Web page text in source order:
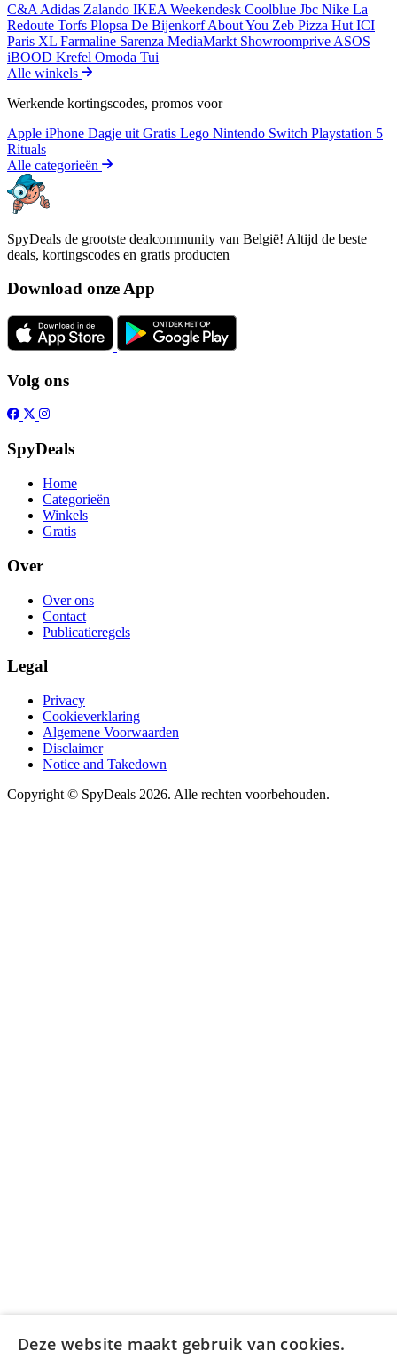
C&A Adidas Zalando IKEA Weekendesk Coolblue Jbc Nike La
Redoute Torfs Plopsa De BijenkorfAbout You Zeb Pizza Hut ICI
Paris XL Farmaline Sarenza MediaMarkt Showroomprive ASOS
iBOOD Krefel Omoda Tui
Alle winkels
Werkende kortingscodes, promos voor
Apple iPhone Dagje uit Gratis Lego Nintendo Switch Playstation 5
Rituals
Alle categorieën
SpyDeals de grootste dealcommunity van België! Altijd de beste
deals, kortingscodes en gratis producten
Download onze App
Volg ons
SpyDeals
Home
Categorieën
Winkels
Gratis
Over
Over ons
Contact
Publicatieregels
Legal
Privacy
Cookieverklaring
Algemene Voorwaarden
Disclaimer
Notice and Takedown
Copyright © SpyDeals 2026. Alle rechten voorbehouden.
Deze website maakt gebruik van cookies.